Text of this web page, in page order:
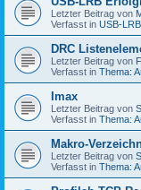
Letzter Beitrag von
Verfasst in USB-
DRC
Letzter Beitrag von
Verfasst in Thema:
Imax
Letzter Beitrag von
Verfasst in Thema:
Makro-
Letzter Beitrag von
Verfasst in Thema: